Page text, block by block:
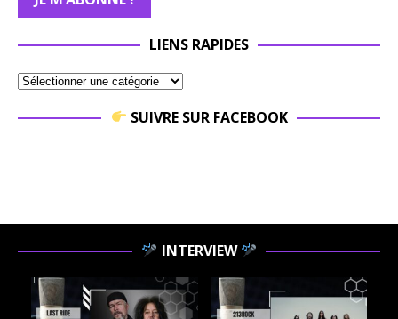
LIENS RAPIDES
SUIVRE SUR FACEBOOK
INTERVIEW